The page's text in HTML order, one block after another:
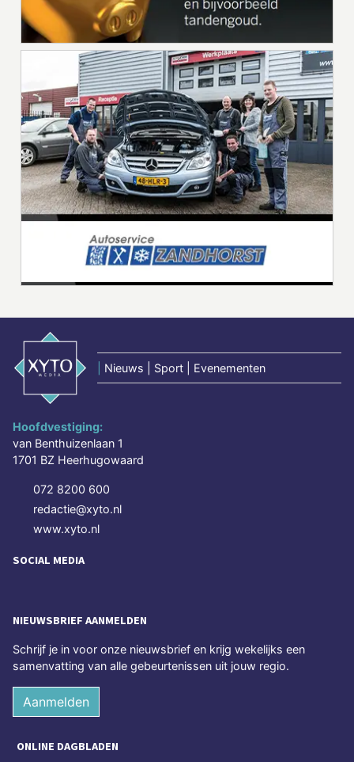
Nieuws | Sport | Evenementen
Hoofdvestiging:
van Benthuizenlaan 1
1701 BZ Heerhugowaard
072 8200 600
redactie@xyto.nl
www.xyto.nl
SOCIAL MEDIA
NIEUWSBRIEF AANMELDEN
Schrijf je in voor onze nieuwsbrief en krijg wekelijks een
samenvatting van alle gebeurtenissen uit jouw regio.
Aanmelden
ONLINE DAGBLADEN